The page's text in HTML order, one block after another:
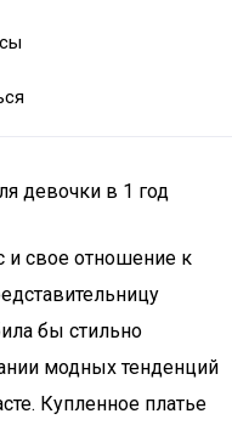
девочки в 1 год
свое отношение к
бы стильно
модных тенденций
Купленное платье